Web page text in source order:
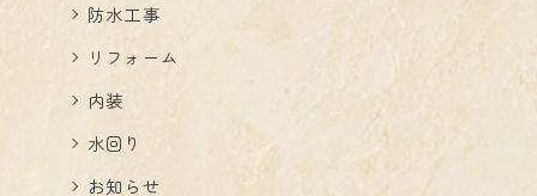
防水工事
リフォーム
内装
水回り
お知らせ